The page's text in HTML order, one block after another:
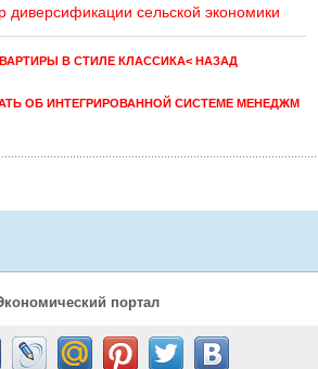
диверсификации сельской экономики
В СТИЛЕ КЛАССИКА< НАЗАД
ОБ ИНТЕГРИРОВАННОЙ СИСТЕМЕ МЕНЕДЖМ
портал